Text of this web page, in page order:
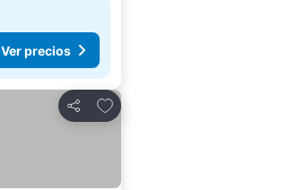
Ver precios
Compartir
Agregar a favoritos